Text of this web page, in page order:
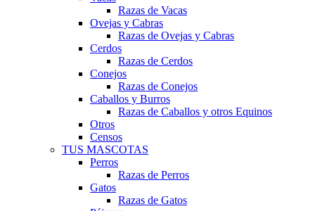
Razas de Vacas
Ovejas y Cabras
Razas de Ovejas y Cabras
Cerdos
Razas de Cerdos
Conejos
Razas de Conejos
Caballos y Burros
Razas de Caballos y otros Equinos
Otros
Censos
TUS MASCOTAS
Perros
Razas de Perros
Gatos
Razas de Gatos